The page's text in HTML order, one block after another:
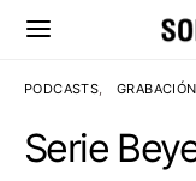
PODCASTS GRABACIÓN
Serie